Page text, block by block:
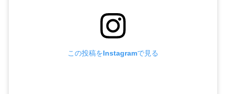
この投稿をInstagramで見る